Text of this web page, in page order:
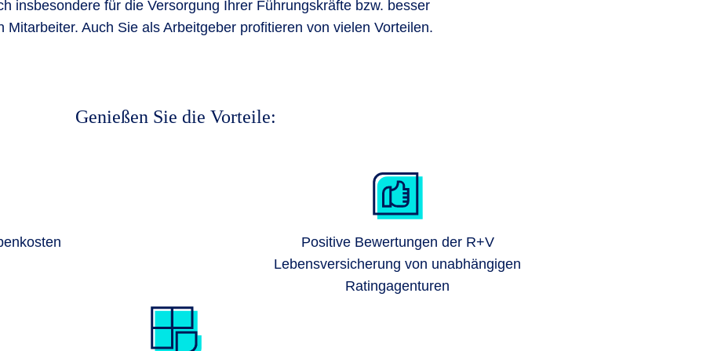
insbesondere für die Versorgung Ihrer Führungskräfte bzw. besser
Mitarbeiter. Auch Sie als Arbeitgeber profitieren von vielen Vorteilen.
Genießen Sie die Vorteile:
Positive Bewertungen der R+V
Lebensversicherung von unabhängigen
Ratingagenturen